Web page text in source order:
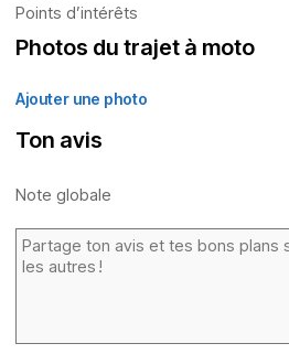
Points d’intérêts
Photos du trajet à moto
Ajouter une photo
Ton avis
Note globale